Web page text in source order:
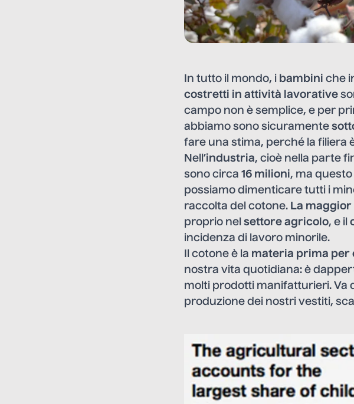
In tutto il mondo, i bambini che
costretti in attività lavorative
campo non è semplice, e per
abbiamo sono sicuramente
fare una stima, perché la filiera
Nell’industria, cioè nella parte
sono circa 16 milioni, ma
possiamo dimenticare tutti i
raccolta del cotone. La
proprio nel settore agricolo, e il
incidenza di lavoro minorile.
Il cotone è la materia prima per
nostra vita quotidiana: è
molti prodotti manifatturieri. Va
produzione dei nostri vestiti,